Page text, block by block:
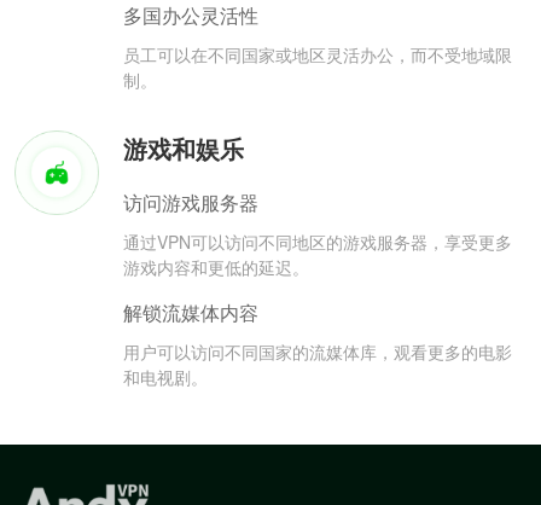
多国办公灵活性
员工可以在不同国家或地区灵活办公，而不受地域限
制。
游戏和娱乐
访问游戏服务器
通过VPN可以访问不同地区的游戏服务器，享受更多
游戏内容和更低的延迟。
解锁流媒体内容
用户可以访问不同国家的流媒体库，观看更多的电影
和电视剧。